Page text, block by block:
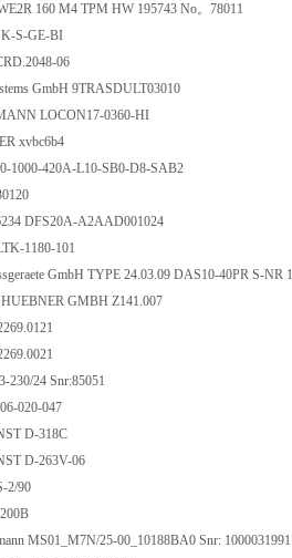
160 M4 TPM HW 195743 No。78011
S-GE-BI
06
GmbH 9TRASDULT03010
LOCON17-0360-HI
xvbc6b4
1000-420A-L10-SB0-D8-SAB2
DFS20A-A2AAD001024
1180-101
GmbH TYPE 24.03.09 DAS10-40PR S-NR
GMBH Z141.007
24 Snr:85051
020-047
D-318C
D-263V-06
2/90
MS01_M7N/25-00_10188BA0 Snr: 1000031991